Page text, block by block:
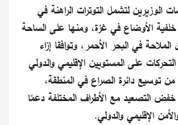
الوزيرين لتشمل التوترات الراهنة في
الأوضاع في غزة، ومنها على الساحة
الملاحة في البحر الأحمر، وتوافقا إزاء
على المستويين الإقليمي والدولي
توسيع دائرة الصراع في المنطقة،
التصعيد مع الأطراف المختلفة دعمًا
الإقليمي والدولي.